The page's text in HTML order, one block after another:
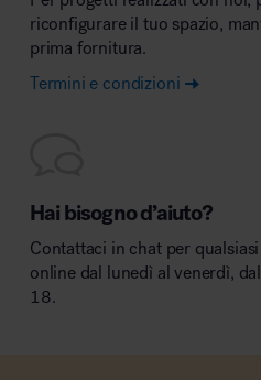
riconfigurare il tuo spazio,
prima fornitura.
Termini e condizioni
Hai bisogno d’aiuto?
Contattaci in chat per
online dal lunedì al venerdì,
18.